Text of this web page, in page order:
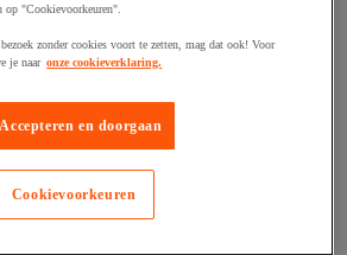
"Cookievoorkeuren".
zonder cookies voort te zetten, mag dat ook! Voor
je naar onze cookieverklaring.
Accepteren en doorgaan
Cookievoorkeuren